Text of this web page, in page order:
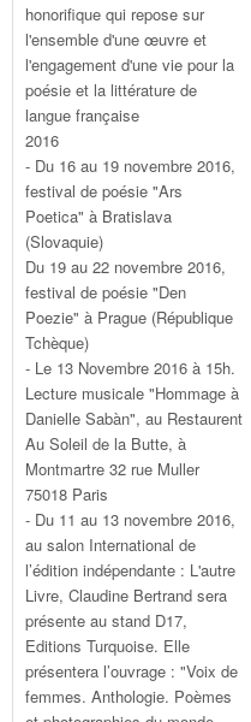
honorifique qui repose sur
l'ensemble d'une œuvre et
l'engagement d'une vie pour la
poésie et la littérature de
langue française
2016
- Du 16 au 19 novembre 2016,
festival de poésie "Ars
Poetica" à Bratislava
(Slovaquie)
Du 19 au 22 novembre 2016,
festival de poésie "Den
Poezie" à Prague (République
Tchèque)
- Le 13 Novembre 2016 à 15h.
Lecture musicale "Hommage à
Danielle Sabàn", au Restaurent
Au Soleil de la Butte, à
Montmartre 32 rue Muller
75018 Paris
- Du 11 au 13 novembre 2016,
au salon International de
l’édition indépendante : L'autre
Livre, Claudine Bertrand sera
présente au stand D17,
Editions Turquoise. Elle
présentera l’ouvrage : "Voix de
femmes. Anthologie. Poèmes